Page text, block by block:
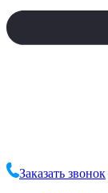
Заказать звонок